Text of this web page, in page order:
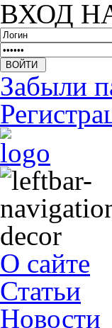
ВХОД
Забыли
О сайте
Статьи
Новости